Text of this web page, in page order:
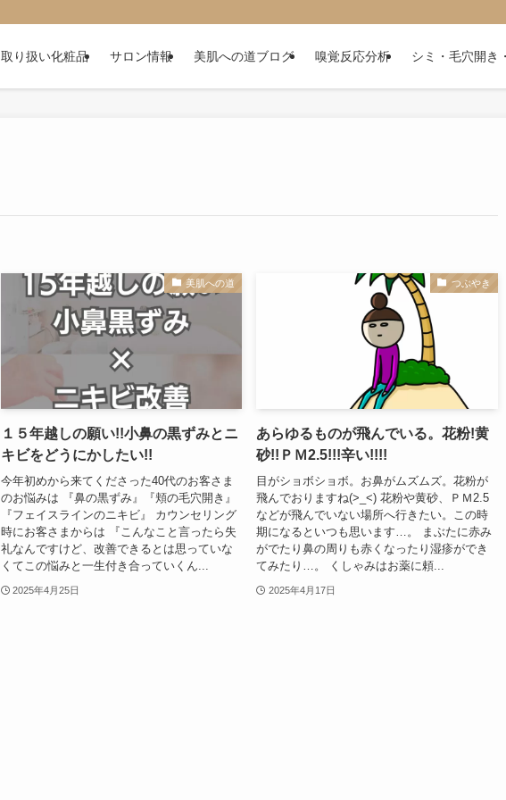
取り扱い化粧品 サロン情報 美肌への道ブログ 嗅覚反応分析 シミ・毛穴開き
美肌への道
１５年越しの願い!!小鼻の黒ずみとニ
キビをどうにかしたい!!
今年初めから来てくださった40代のお客さま
のお悩みは 『鼻の黒ずみ』『頬の毛穴開き』
『フェイスラインのニキビ』 カウンセリング
時にお客さまからは 『こんなこと言ったら失
礼なんですけど、改善できるとは思っていな
くてこの悩みと一生付き合っていくん...
2025年4月25日
つぶやき
あらゆるものが飛んでいる。花粉!黄
砂!!ＰＭ2.5!!!辛い!!!!
目がショボショボ。お鼻がムズムズ。花粉が
飛んでおりますね(>_<) 花粉や黄砂、ＰＭ2.5
などが飛んでいない場所へ行きたい。この時
期になるといつも思います…。 まぶたに赤み
がでたり鼻の周りも赤くなったり湿疹ができ
てみたり…。 くしゃみはお薬に頼...
2025年4月17日